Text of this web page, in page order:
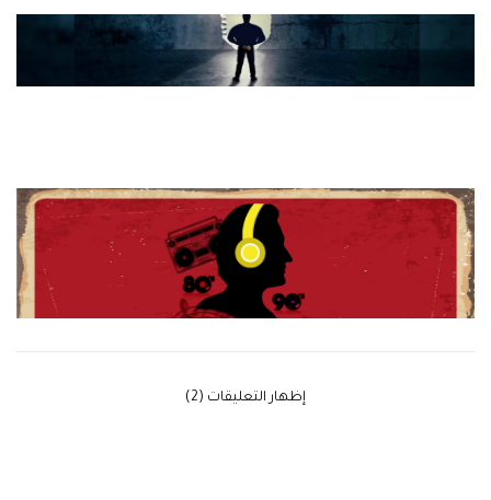
‫إظهار التعليقات (2)